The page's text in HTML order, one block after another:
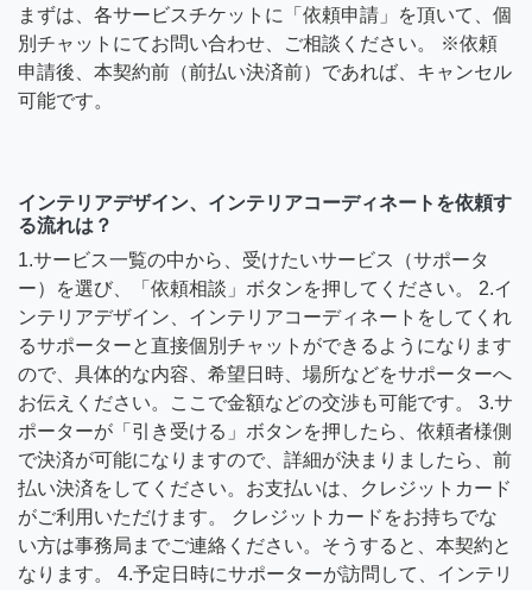
まずは、各サービスチケットに「依頼申請」を頂いて、個
別チャットにてお問い合わせ、ご相談ください。 ※依頼
申請後、本契約前（前払い決済前）であれば、キャンセル
可能です。
インテリアデザイン、インテリアコーディネートを依頼す
る流れは？
1.サービス一覧の中から、受けたいサービス（サポータ
ー）を選び、「依頼相談」ボタンを押してください。 2.イ
ンテリアデザイン、インテリアコーディネートをしてくれ
るサポーターと直接個別チャットができるようになります
ので、具体的な内容、希望日時、場所などをサポーターへ
お伝えください。ここで金額などの交渉も可能です。 3.サ
ポーターが「引き受ける」ボタンを押したら、依頼者様側
で決済が可能になりますので、詳細が決まりましたら、前
払い決済をしてください。お支払いは、クレジットカード
がご利用いただけます。 クレジットカードをお持ちでな
い方は事務局までご連絡ください。そうすると、本契約と
なります。 4.予定日時にサポーターが訪問して、インテリ